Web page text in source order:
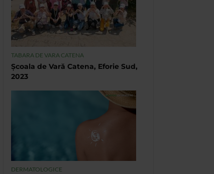
TABARA DE VARA CATENA
Școala de Vară Catena, Eforie Sud,
2023
DERMATOLOGICE